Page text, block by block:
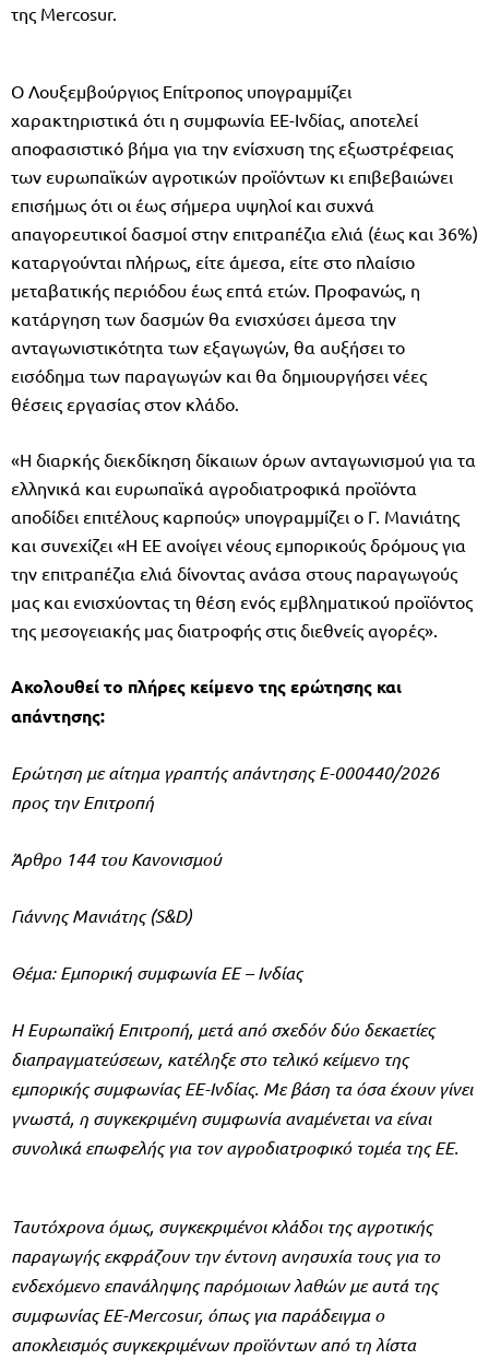
της Mercosur.
Ο Λουξεμβούργιος Επίτροπος υπογραμμίζει
χαρακτηριστικά ότι η συμφωνία ΕΕ-Ινδίας, αποτελεί
αποφασιστικό βήμα για την ενίσχυση της εξωστρέφειας
των ευρωπαϊκών αγροτικών προϊόντων κι επιβεβαιώνει
επισήμως ότι οι έως σήμερα υψηλοί και συχνά
απαγορευτικοί δασμοί στην επιτραπέζια ελιά (έως και 36%)
καταργούνται πλήρως, είτε άμεσα, είτε στο πλαίσιο
μεταβατικής περιόδου έως επτά ετών. Προφανώς, η
κατάργηση των δασμών θα ενισχύσει άμεσα την
ανταγωνιστικότητα των εξαγωγών, θα αυξήσει το
εισόδημα των παραγωγών και θα δημιουργήσει νέες
θέσεις εργασίας στον κλάδο.
«Η διαρκής διεκδίκηση δίκαιων όρων ανταγωνισμού για τα
ελληνικά και ευρωπαϊκά αγροδιατροφικά προϊόντα
αποδίδει επιτέλους καρπούς» υπογραμμίζει ο Γ. Μανιάτης
και συνεχίζει «Η ΕΕ ανοίγει νέους εμπορικούς δρόμους για
την επιτραπέζια ελιά δίνοντας ανάσα στους παραγωγούς
μας και ενισχύοντας τη θέση ενός εμβληματικού προϊόντος
της μεσογειακής μας διατροφής στις διεθνείς αγορές».
Ακολουθεί το πλήρες κείμενο της ερώτησης και
απάντησης:
Ερώτηση με αίτημα γραπτής απάντησης E-000440/2026
προς την Επιτροπή
Άρθρο 144 του Κανονισμού
Γιάννης Μανιάτης (S&D)
Θέμα: Εμπορική συμφωνία ΕΕ – Ινδίας
Η Ευρωπαϊκή Επιτροπή, μετά από σχεδόν δύο δεκαετίες
διαπραγματεύσεων, κατέληξε στο τελικό κείμενο της
εμπορικής συμφωνίας ΕΕ-Ινδίας. Με βάση τα όσα έχουν γίνει
γνωστά, η συγκεκριμένη συμφωνία αναμένεται να είναι
συνολικά επωφελής για τον αγροδιατροφικό τομέα της ΕΕ.
Ταυτόχρονα όμως, συγκεκριμένοι κλάδοι της αγροτικής
παραγωγής εκφράζουν την έντονη ανησυχία τους για το
ενδεχόμενο επανάληψης παρόμοιων λαθών με αυτά της
συμφωνίας ΕΕ-Mercosur, όπως για παράδειγμα ο
αποκλεισμός συγκεκριμένων προϊόντων από τη λίστα